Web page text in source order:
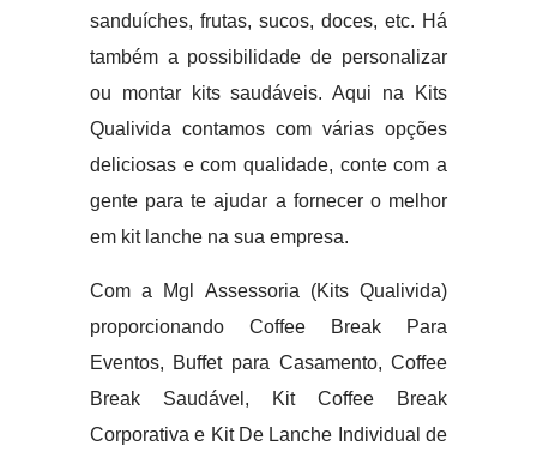
sanduíches, frutas, sucos, doces, etc. Há
também a possibilidade de personalizar
ou montar kits saudáveis. Aqui na Kits
Qualivida contamos com várias opções
deliciosas e com qualidade, conte com a
gente para te ajudar a fornecer o melhor
em kit lanche na sua empresa.
Com a Mgl Assessoria (Kits Qualivida)
proporcionando Coffee Break Para
Eventos, Buffet para Casamento, Coffee
Break Saudável, Kit Coffee Break
Corporativa e Kit De Lanche Individual de